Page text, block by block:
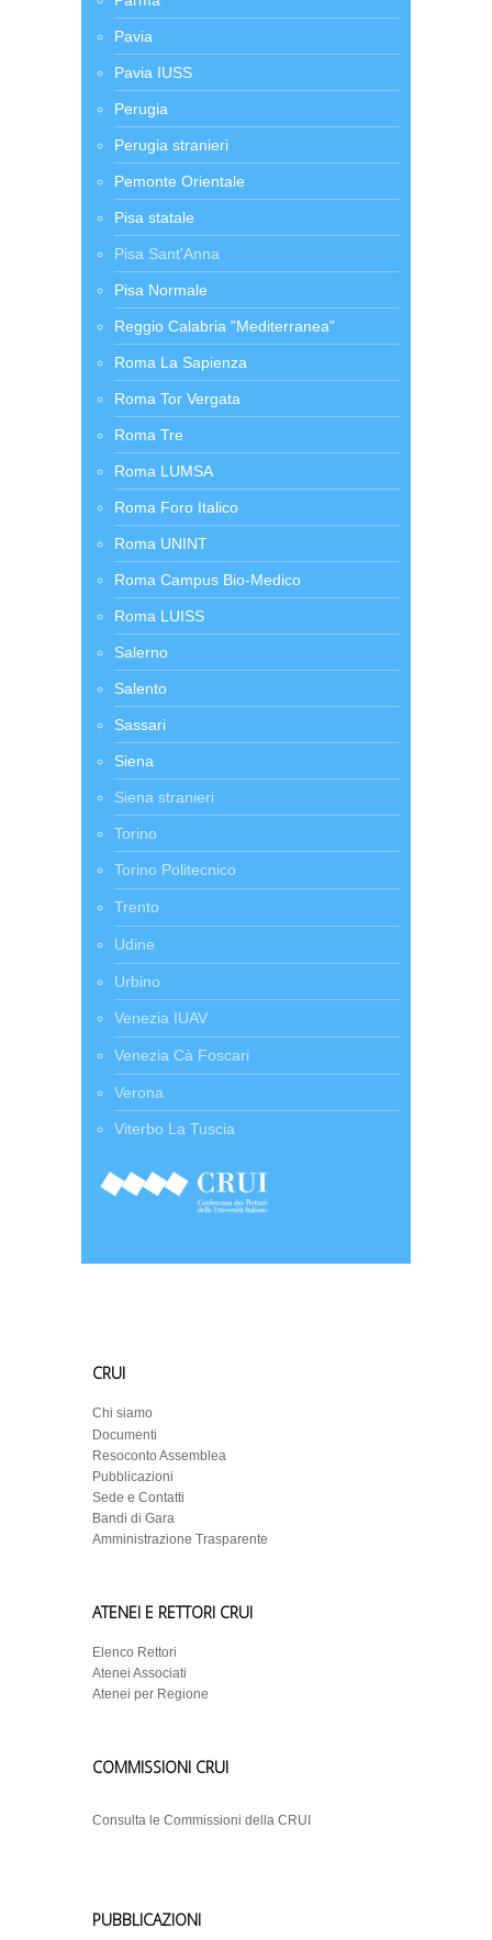
Pavia
Pavia IUSS
Perugia
Perugia stranieri
Pemonte Orientale
Pisa statale
Pisa Sant'Anna
Pisa Normale
Reggio Calabria "Mediterranea"
Roma La Sapienza
Roma Tor Vergata
Roma Tre
Roma LUMSA
Roma Foro Italico
Roma UNINT
Roma Campus Bio-Medico
Roma LUISS
Salerno
Salento
Sassari
Siena
Siena stranieri
Torino
Torino Politecnico
Trento
Udine
Urbino
Venezia IUAV
Venezia Cà Foscari
Verona
Viterbo La Tuscia
CRUI
Chi siamo
Documenti
Resoconto Assemblea
Pubblicazioni
Sede e Contatti
Bandi di Gara
Amministrazione Trasparente
ATENEI E RETTORI CRUI
Elenco Rettori
Atenei Associati
Atenei per Regione
COMMISSIONI CRUI
Consulta le Commissioni della CRUI
PUBBLICAZIONI